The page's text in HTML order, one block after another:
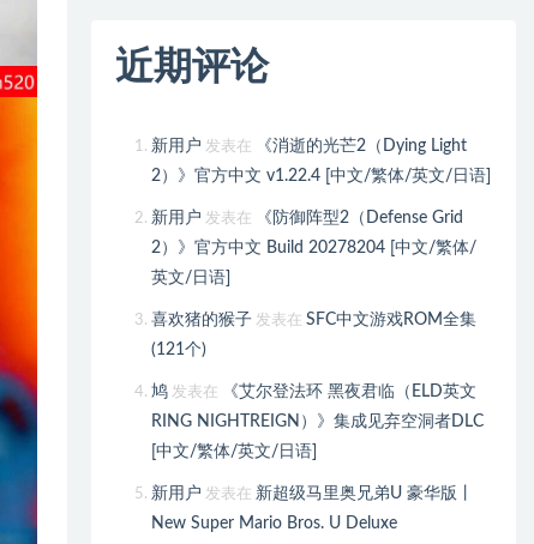
近期评论
新用户 发表在
《消逝的光芒2（Dying Light
2）》官方中文 v1.22.4 [中文/繁体/英文/日语]
新用户 发表在
《防御阵型2（Defense Grid
2）》官方中文 Build 20278204 [中文/繁体/
英文/日语]
喜欢猪的猴子 发表在SFC中文游戏ROM全集
(121个)
鸠 发表在
《艾尔登法环 黑夜君临（ELD英文
RING NIGHTREIGN）》集成见弃空洞者DLC
[中文/繁体/英文/日语]
新用户 发表在 新超级马里奥兄弟U 豪华版丨
New Super Mario Bros. U Deluxe